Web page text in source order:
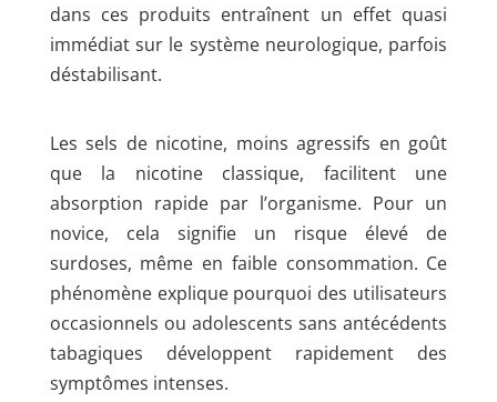
dans ces produits entraînent un effet quasi
immédiat sur le système neurologique, parfois
déstabilisant.
Les sels de nicotine, moins agressifs en goût
que la nicotine classique, facilitent une
absorption rapide par l’organisme. Pour un
novice, cela signifie un risque élevé de
surdoses, même en faible consommation. Ce
phénomène explique pourquoi des utilisateurs
occasionnels ou adolescents sans antécédents
tabagiques développent rapidement des
symptômes intenses.